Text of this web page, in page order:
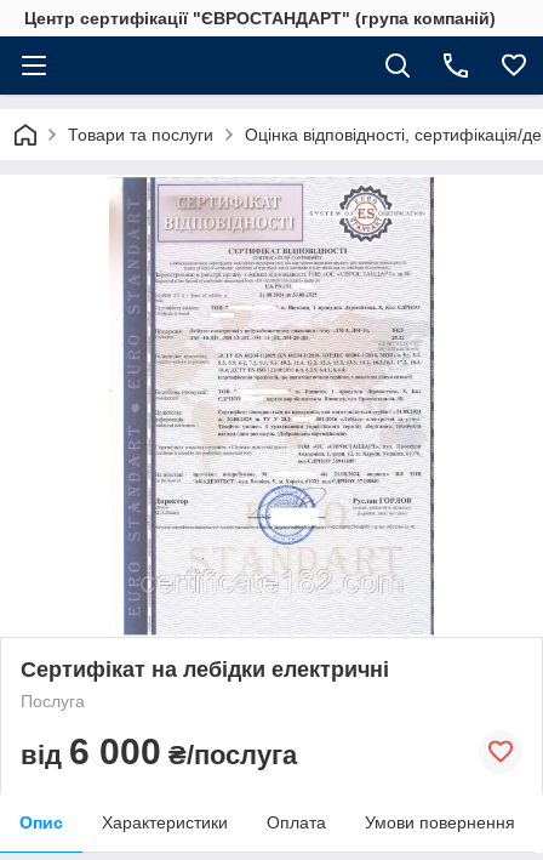
Центр сертифікації "ЄВРОСТАНДАРТ" (група компаній)
Товари та послуги Оцінка відповідності, сертифікація/
Сертифікат на лебідки електричні
Послуга
від 6 000 ₴/послуга
Опис Характеристики Оплата Умови повернення